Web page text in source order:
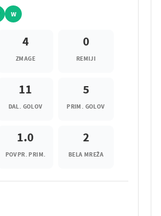
W
4
ZMAGE
0
REMIJI
11
DAL. GOLOV
5
PRIM. GOLOV
1.0
POVPR. PRIM.
2
BELA MREŽA